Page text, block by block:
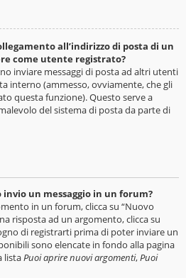
all’indirizzo di posta di un
come utente registrato?
inviare messaggi di posta ad altri utenti
interno (ammesso, ovviamente, che gli
questa funzione). Questo serve a
del sistema di posta da parte di
un messaggio in un forum?
in un forum, clicca su “Nuovo
risposta ad un argomento, clicca su
di registrarti prima di poter inviare un
sono elencate in fondo alla pagina
listaPuoi aprire nuovi argomenti,Puoi